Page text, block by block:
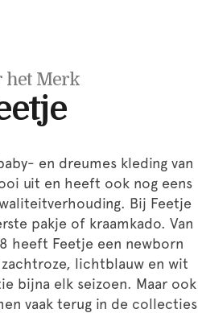
het Merk
en dreumes kleding van
uit en heeft ook nog eens
Bij Feetje
pakje of kraamkado. Van
heeft Feetje een newborn
lichtblauw en wit
bijna elk seizoen. Maar ook
vaak terug in de collecties